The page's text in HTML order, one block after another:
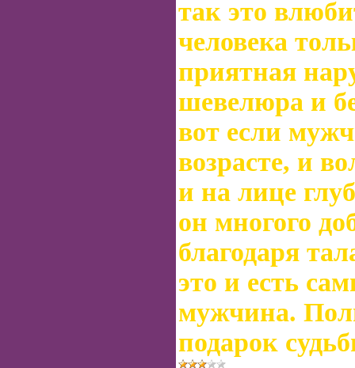
так это
человека
приятная
шевелюра и
вот если
возрасте, и
и на лице
он многого
благодаря
это и есть
мужчина.
подарок